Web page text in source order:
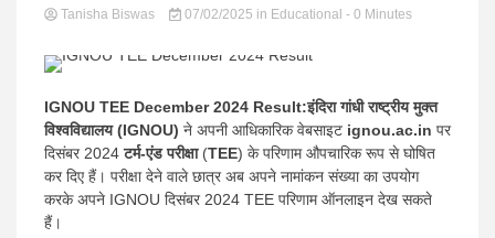
Tanisha Biswas 07/02/2025 in Educational - 0 Minutes
IGNOU TEE December 2024 Result:इंदिरा गांधी राष्ट्रीय मुक्त
विश्वविद्यालय (IGNOU) ने अपनी आधिकारिक वेबसाइट ignou.ac.in पर
दिसंबर 2024टर्म-एंड परीक्षा(TEE) के परिणाम औपचारिक रूप से घोषित
कर दिए हैं। परीक्षा देने वाले छात्र अब अपने नामांकन संख्या का उपयोग
करके अपने IGNOU दिसंबर 2024 TEE परिणाम ऑनलाइन देख सकते
हैं।